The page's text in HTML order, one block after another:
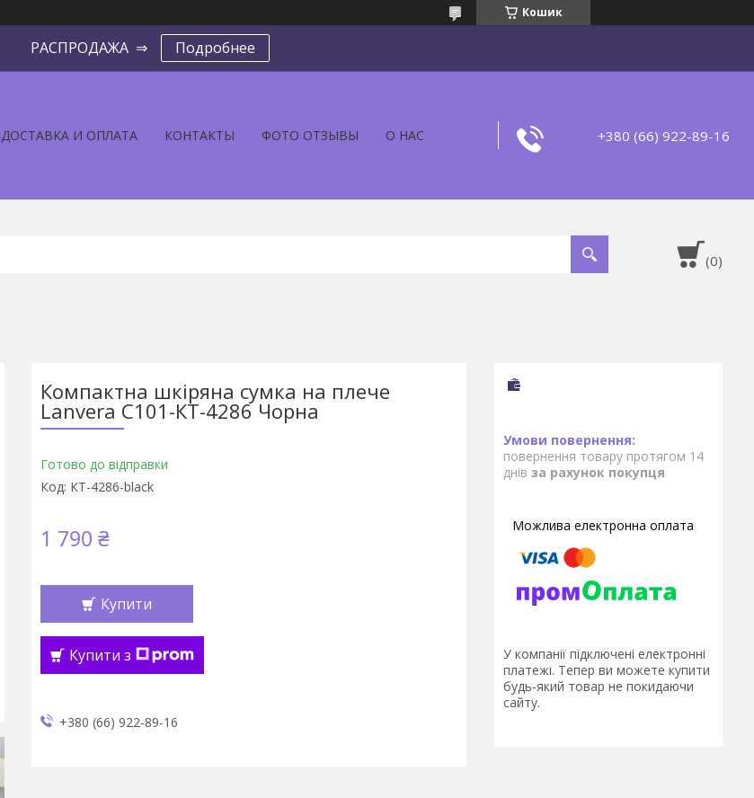
Кошик
РАСПРОДАЖА ⇒ Подробнее
ДОСТАВКА И ОПЛАТА КОНТАКТЫ ФОТО ОТЗЫВЫ О НАС +380 (66) 922-89-16
Компактна шкіряна сумка на плече
Lanvera С101-КТ-4286 Чорна
Готово до відправки
Код: КТ-4286-black
1 790 ₴
Купити
Купити з
+380 (66) 922-89-16
повернення товару протягом 14
днів за рахунок покупця
У компанії підключені електронні
платежі. Тепер ви можете купити
будь-який товар не покидаючи
сайту.